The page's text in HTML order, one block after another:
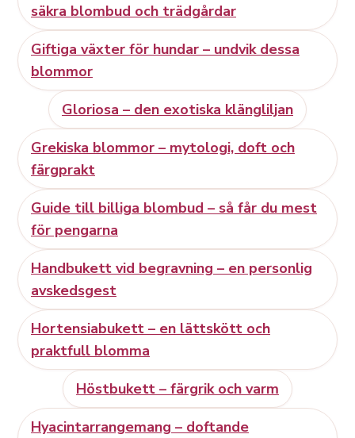
säkra blombud och trädgårdar
Giftiga växter för hundar – undvik dessa
blommor
Gloriosa – den exotiska klängliljan
Grekiska blommor – mytologi, doft och
färgprakt
Guide till billiga blombud – så får du mest
för pengarna
Handbukett vid begravning – en personlig
avskedsgest
Hortensiabukett – en lättskött och
praktfull blomma
Höstbukett – färgrik och varm
Hyacintarrangemang – doftande